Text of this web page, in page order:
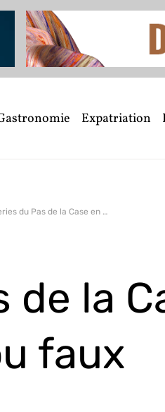
Expatriation
Parfumeries du Pas de la Case en Andorre : vrais ou faux parfums ?
de la
faux